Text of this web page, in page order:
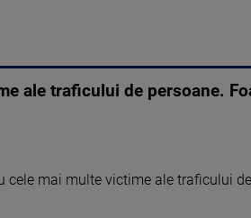
ale traficului de persoane.
cele mai multe victime ale traficului